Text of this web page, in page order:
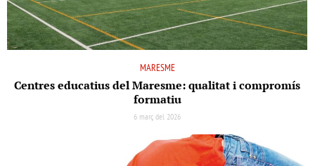
MARESME
Centres educatius del Maresme: qualitat i compromís
formatiu
6 març del 2026